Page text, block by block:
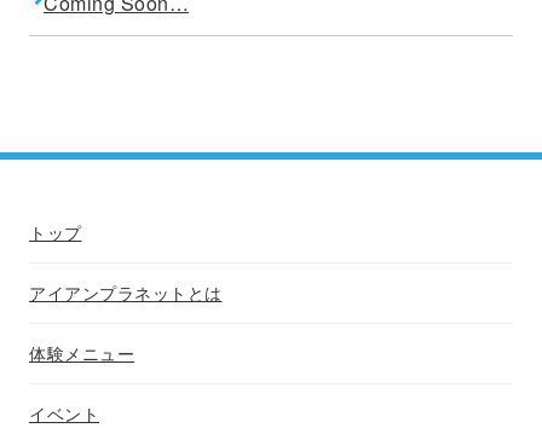
トップ
アイアンプラネットとは
体験メニュー
イベント